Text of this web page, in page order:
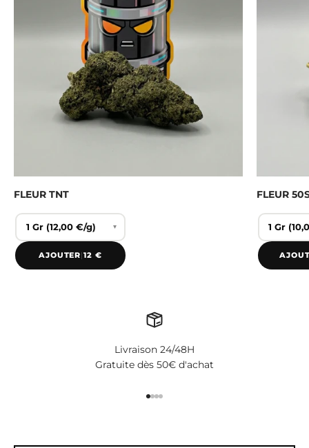
FLEUR TNT
▾
AJOUTER|12 €
FLEUR
Livraison 24/48H
Gratuite dès 50€ d'achat